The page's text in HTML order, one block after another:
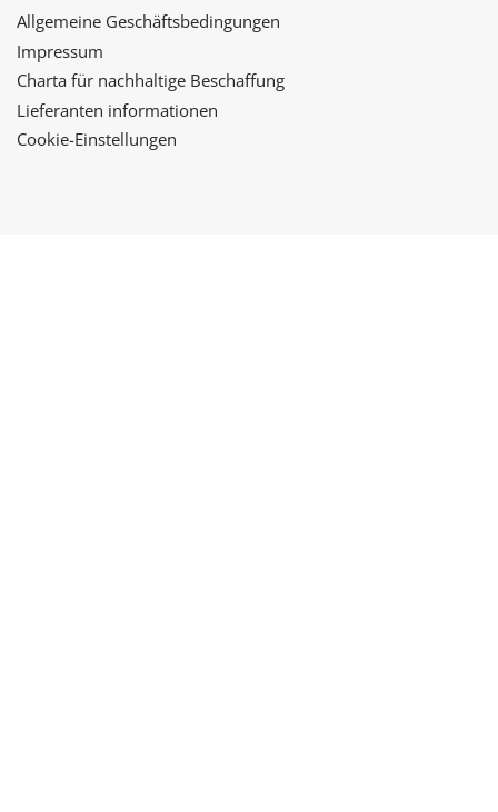
Allgemeine Geschäftsbedingungen
Impressum
Charta für nachhaltige Beschaffung
Lieferanten informationen
Cookie-Einstellungen